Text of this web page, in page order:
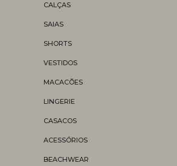
CALÇAS
SAIAS
SHORTS
VESTIDOS
MACACÕES
LINGERIE
CASACOS
ACESSÓRIOS
BEACHWEAR